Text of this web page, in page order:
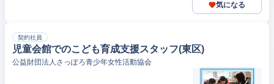
気になる
契約社員
児童会館でのこども育成支援スタッフ(東区)
公益財団法人さっぽろ青少年女性活動協会